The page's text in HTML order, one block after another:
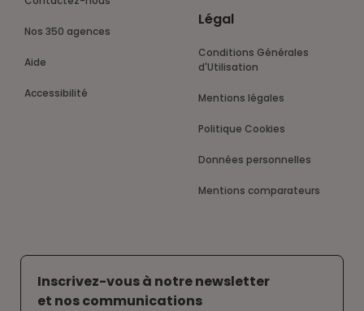
Nos 350 agences
Aide
Accessibilité
Légal
Conditions Générales
d'Utilisation
Mentions légales
Politique Cookies
Données personnelles
Mentions comparateurs
Inscrivez-vous à notre newsletter
et nos communications